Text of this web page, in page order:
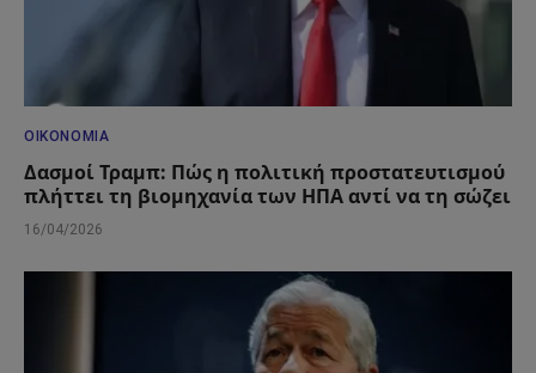
ΟΙΚΟΝΟΜΊΑ
Δασμοί Τραμπ: Πώς η πολιτική προστατευτισμού
πλήττει τη βιομηχανία των ΗΠΑ αντί να τη σώζει
16/04/2026